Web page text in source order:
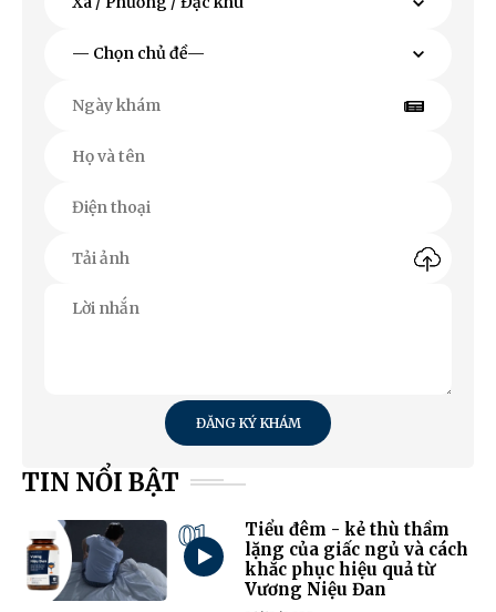
ĐĂNG KÝ KHÁM
TIN NỔI BẬT
01
Tiểu đêm - kẻ thù thầm
lặng của giấc ngủ và cách
khắc phục hiệu quả từ
Vương Niệu Đan